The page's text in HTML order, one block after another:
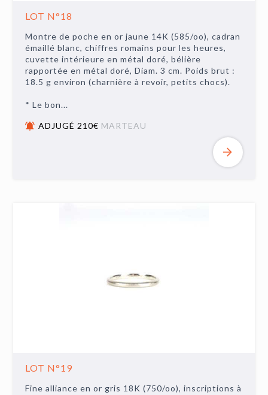
LOT N°18
Montre de poche en or jaune 14K (585/oo), cadran
émaillé blanc, chiffres romains pour les heures,
cuvette intérieure en métal doré, bélière
rapportée en métal doré, Diam. 3 cm. Poids brut :
18.5 g environ (charnière à revoir, petits chocs).
* Le bon...
ADJUGÉ 210€ MARTEAU
LOT N°19
Fine alliance en or gris 18K (750/oo), inscriptions à